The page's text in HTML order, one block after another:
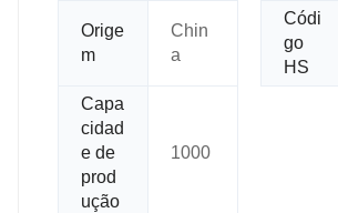
Orige
m
Chin
a
Códi
go
HS
Capa
cidad
e de
prod
ução
1000